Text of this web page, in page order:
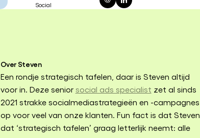
Social
Over Steven
Een rondje strategisch tafelen, daar is Steven altijd
voor in. Deze senior social ads specialist zet al sinds
2021 strakke socialmediastrategieën en -campagnes
op voor veel van onze klanten. Fun fact is dat Steven
dat ‘strategisch tafelen’ graag letterlijk neemt: alle